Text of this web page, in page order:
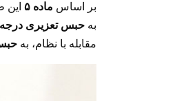
بر اساس ماده ۵ این
به حبس تعزیری درجه ۶
مقابله با نظام، به